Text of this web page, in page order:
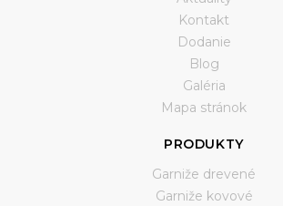
Kontakt
Dodanie
Blog
Galéria
Mapa stránok
PRODUKTY
Garniže drevené
Garniže kovové